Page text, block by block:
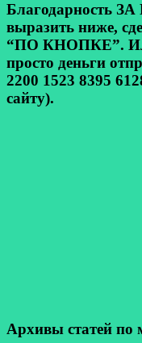
Благодарность
выразить ниже,
“ПО КНОПКЕ”.
просто деньги
2200 1523 8395
сайту).
Архивы статей по